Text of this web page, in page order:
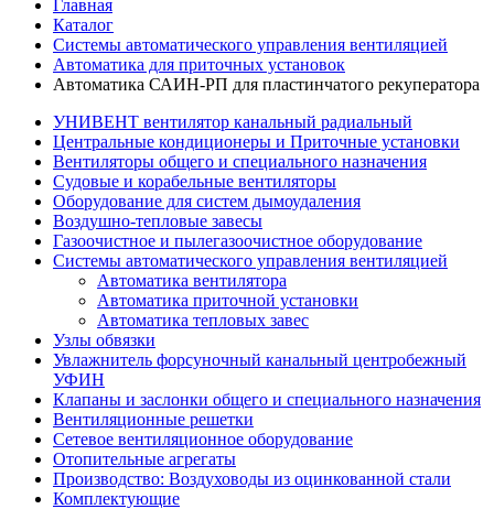
Главная
Каталог
Системы автоматического управления вентиляцией
Автоматика для приточных установок
Автоматика САИН-РП для пластинчатого рекуператора
УНИВЕНТ вентилятор канальный радиальный
Центральные кондиционеры и Приточные установки
Вентиляторы общего и специального назначения
Судовые и корабельные вентиляторы
Оборудование для систем дымоудаления
Воздушно-тепловые завесы
Газоочистное и пылегазоочистное оборудование
Системы автоматического управления вентиляцией
Автоматика вентилятора
Автоматика приточной установки
Автоматика тепловых завес
Узлы обвязки
Увлажнитель форсуночный канальный центробежный
УФИН
Клапаны и заслонки общего и специального назначения
Вентиляционные решетки
Сетевое вентиляционное оборудование
Отопительные агрегаты
Производство: Воздуховоды из оцинкованной стали
Комплектующие